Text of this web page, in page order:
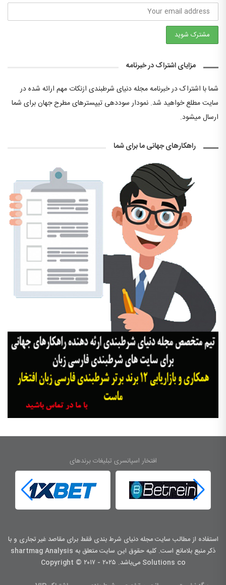
مزایای اشتراک در خبرنامه
شما با اشتراک در خبرنامه مجله دنیای شرطبندی ازنکات مهم ارائه شده در
سایت مطلع خواهید شد. نمودار سوددهی تیپسترهای مطرح جهان برای شما
ارسال میشود.
راهکارهای جهانی ما برای شما
افتخار اسپانسری تبلیغات برندهای
استفاده از مطالب سایت مجله دنیای شرط بندی فقط برای مقاصد غیر تجاری و با
ذکر منبع بلامانع است. کليه حقوق اين سايت متعلق به shartmag Analysis
Solutions co می‌باشد. Copyright © ۲۰۱۷ - ۲۰۲۵